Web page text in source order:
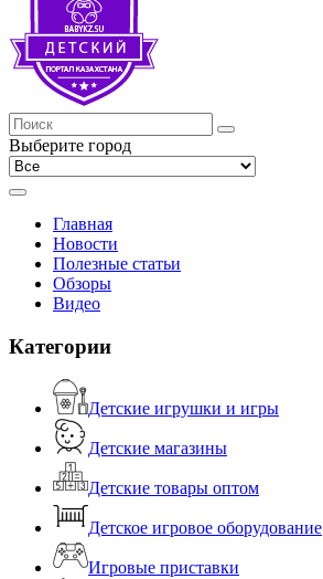
Выберите город
Главная
Новости
Полезные статьи
Обзоры
Видео
Категории
Детские игрушки и игры
Детские магазины
Детские товары оптом
Детское игровое оборудование
Игровые приставки